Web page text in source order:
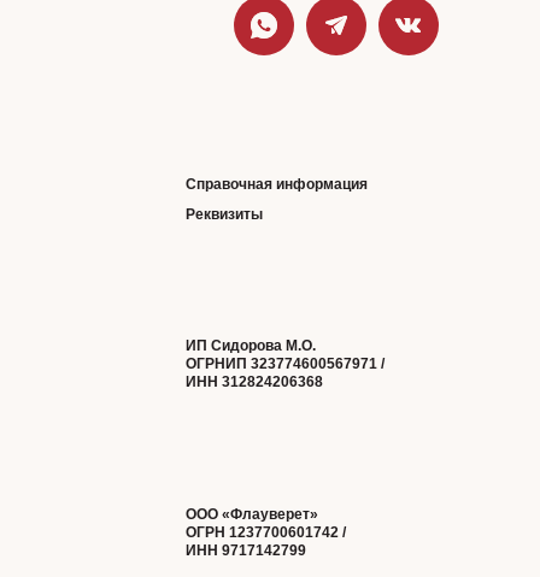
Справочная информация
Реквизиты
ООО «Флауверет»
ОГРН 1237700601742 /
ИНН 9717142799
ИП Сидорова М.О.
ОГРНИП 323774600567971 /
ИНН 312824206368